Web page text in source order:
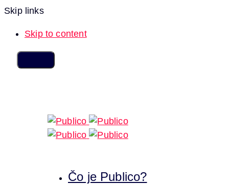
Skip links
Skip to content
Čo je Publico?